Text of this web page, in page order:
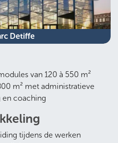
Detiffe
van 120 à 550 m²
m² met administratieve
en coaching
tijdens de werken